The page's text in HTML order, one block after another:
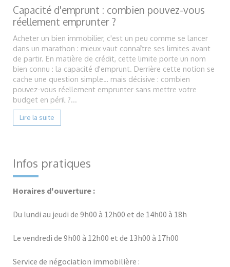
Capacité d'emprunt : combien pouvez-vous
réellement emprunter ?
Acheter un bien immobilier, c'est un peu comme se lancer
dans un marathon : mieux vaut connaître ses limites avant
de partir. En matière de crédit, cette limite porte un nom
bien connu : la capacité d'emprunt. Derrière cette notion se
cache une question simple… mais décisive : combien
pouvez-vous réellement emprunter sans mettre votre
budget en péril ?...
Lire la suite
Infos pratiques
Horaires d'ouverture :
Du lundi au jeudi de 9h00 à 12h00 et de 14h00 à 18h
Le vendredi de 9h00 à 12h00 et de 13h00 à 17h00
Service de négociation immobilière :